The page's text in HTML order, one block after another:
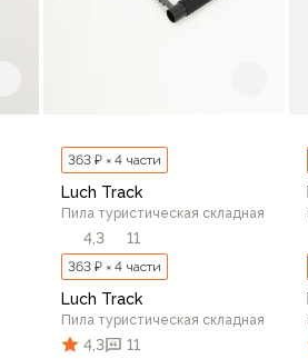
363 ₽ × 4 части
Luch Track
Пила туристическая складная
4,3 11
363 ₽ × 4 части
Luch Track
Пила туристическая складная
4,3 11